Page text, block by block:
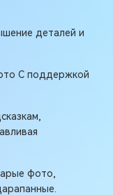
деталей и
С поддержкой
фото,